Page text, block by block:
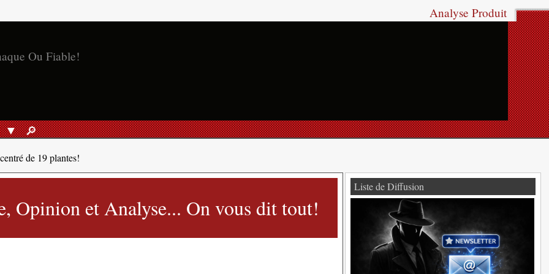
Analyse Produit
RECHERCHER
🔎︎
de 19 plantes!
Opinion et Analyse... On vous dit tout!
Liste de Diffusion